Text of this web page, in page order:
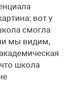
вот у
смогла
мы видим,
школа